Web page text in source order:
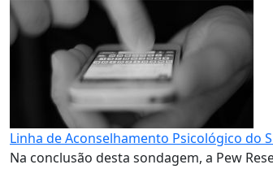
Linha de Aconselhamento Psicológico do
Na conclusão desta sondagem, a Pew